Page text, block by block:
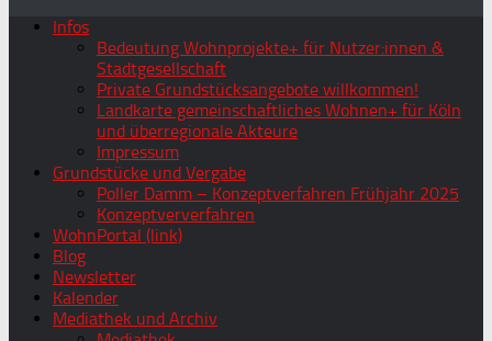
Infos
Bedeutung Wohnprojekte+ für Nutzer:innen &
Stadtgesellschaft
Private Grundstücksangebote willkommen!
Landkarte gemeinschaftliches Wohnen+ für Köln
und überregionale Akteure
Impressum
Grundstücke und Vergabe
Poller Damm – Konzeptverfahren Frühjahr 2025
Konzeptververfahren
WohnPortal (link)
Blog
Newsletter
Kalender
Mediathek und Archiv